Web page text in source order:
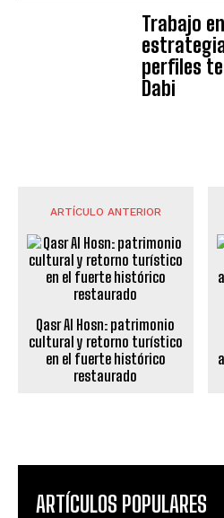
Trabajo
perfiles
Dabi
ARTÍCULO ANTERIOR
Qasr Al Hosn: patrimonio
cultural y retorno turístico
en el fuerte histórico
restaurado
ARTÍCULOS POPULARES